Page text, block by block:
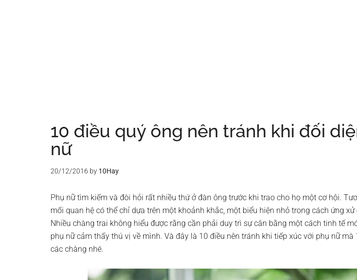
10 điều quý ông nên tránh khi đối
nữ
20/12/2016 by 10Hay
Phụ nữ tìm kiếm và đòi hỏi rất nhiều thứ ở đàn ông trước khi trao cho họ một cơ hội.
mối quan hệ có thể chỉ dựa trên một khoảnh khắc, một biểu hiện nhỏ trong cách ứng
Nhiều chàng trai không hiểu được rằng cần phải duy trì sự cân bằng một cách tinh tế
phụ nữ cảm thấy thú vị về mình. Và đây là 10 điều nên tránh khi tiếp xúc với phụ nữ mà
các chàng nhé.